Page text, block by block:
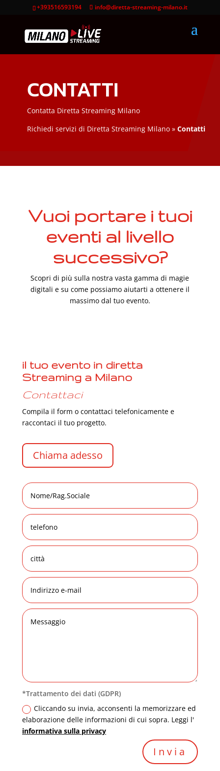
+393516593194 info@diretta-streaming-milano.it
CONTATTI
Contatta Diretta Streaming Milano
Richiedi servizi di Diretta Streaming Milano » Contatti
Vuoi portare i tuoi
eventi al livello
successivo?
Scopri di più sulla nostra vasta gamma di magie
digitali e su come possiamo aiutarti a ottenere il
massimo dal tuo evento.
il tuo evento in diretta
Streaming a Milano
Contattaci
Compila il form o contattaci telefonicamente e
raccontaci il tuo progetto.
Chiama adesso
*Trattamento dei dati (GDPR)
Cliccando su invia, acconsenti la memorizzare ed
elaborazione delle informazioni di cui sopra. Leggi l'
informativa sulla privacy
Invia